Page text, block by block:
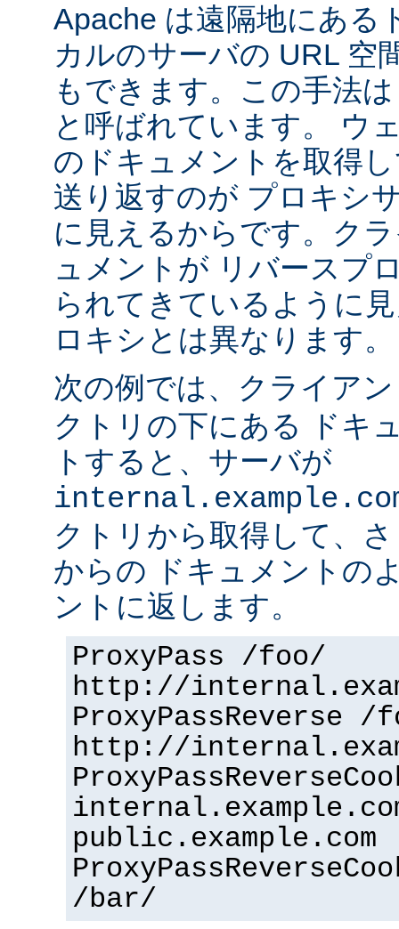
Apache は遠隔地にある
カルのサーバの URL 空
もできます。この手法は
と呼ばれています。 ウ
のドキュメントを取得
送り返すのが プロキシ
に見えるからです。ク
ュメントが リバースプ
られてきているように
ロキシとは異なります。
次の例では、クライア
クトリの下にある ドキ
トすると、サーバが
クトリから取得して、
からの ドキュメントの
ントに返します。
ProxyPass /foo/
http://
ProxyPassReverse /
http://
public.example.com
/bar/